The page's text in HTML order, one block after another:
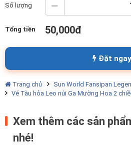
Số lượng
Tổng tiền 50,000đ
Đặt ngay
Trang chủ
Sun World Fansipan
Vé Tàu hỏa Leo núi Ga Mường Hoa 2
Xem thêm các sản
nhé!